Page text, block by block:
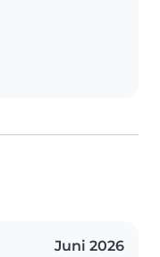
Juni 2026